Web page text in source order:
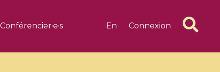
Conférencier·e·s En Connexion